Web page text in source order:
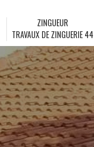
ZINGUEUR
TRAVAUX DE ZINGUERIE 44